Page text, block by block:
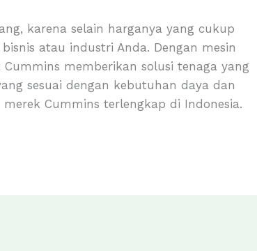
karena selain harganya yang cukup
atau industri Anda. Dengan mesin
memberikan solusi tenaga yang
sesuai dengan kebutuhan daya dan
Cummins terlengkap di Indonesia.